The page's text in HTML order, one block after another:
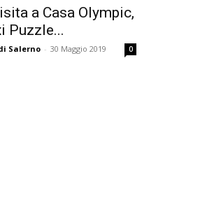
a Casa Olympic,
Puzzle...
Salerno - 30 Maggio 2019 0